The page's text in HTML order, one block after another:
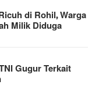
di Rohil, Warga
Milik Diduga
Gugur Terkait